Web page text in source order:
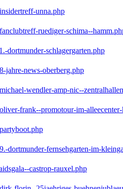
unna.php
ruediger-schima--
dortmunder-schlagergarten.php
jahre-news-oberberg.php
wendler-amp-nic--
frank--promotour-im-
dortmunder-fernsehgarten-im-
castrop-rauxel.php